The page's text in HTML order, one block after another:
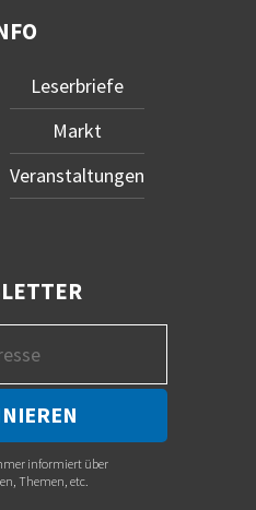
Leserbriefe
Markt
Veranstaltungen
informiert über
Themen, etc.